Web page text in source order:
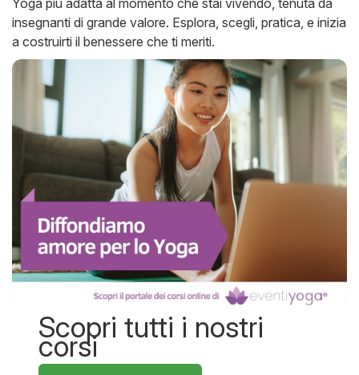
insegnanti di grande valore. Esplora, scegli, pratica, e inizia
a costruirti il benessere che ti meriti.
Scopri tutti i nostri
corsi